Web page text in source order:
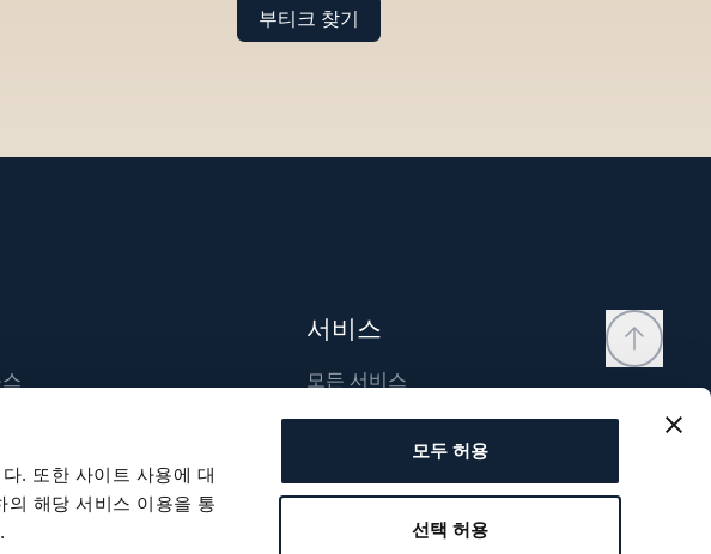
. 또한 사이트 사용에 대
해당 서비스 이용을 통
모두 허용
선택 허용
부티크 찾기
서비스
모든 서비스
연락처
위시리스트
사용자 매뉴얼